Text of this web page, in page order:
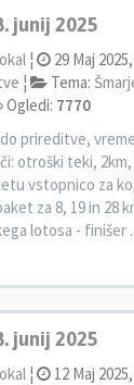
junij 2025
¦
29 Maj 2025,
¦ Tema:
Ogledi: 7770
prireditve,
otroški teki, 2km,
vstopnico za
za 8, 19 in 28
lotosa - finišer
junij 2025
¦
12 Maj 2025,